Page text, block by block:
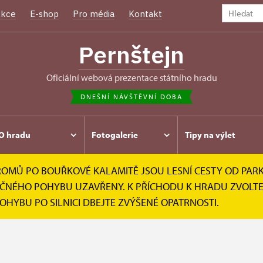
E-shop Pro média Kontakt
Pernštejn
oficiální webová prezentace státního hradu
DNEŠNÍ NÁVŠTĚVNÍ DOBA
hradu Fotogalerie Tipy na výlet
PO BOUŘKOVÉ KALAMITĚ JSOU LESNÍ CESTY OD
POHYBU UZAVŘENY. K PŘÍCHODU K HRADU
PO SILNICI DBEJTE ZVÝŠENÉ OPATRNOSTI.
Návštěvní doba